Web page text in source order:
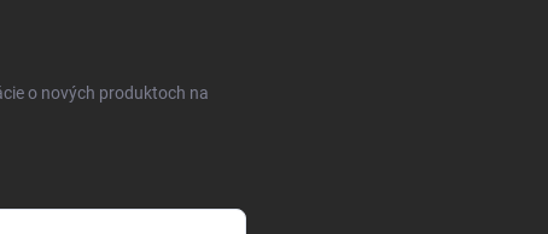
o nových produktoch na